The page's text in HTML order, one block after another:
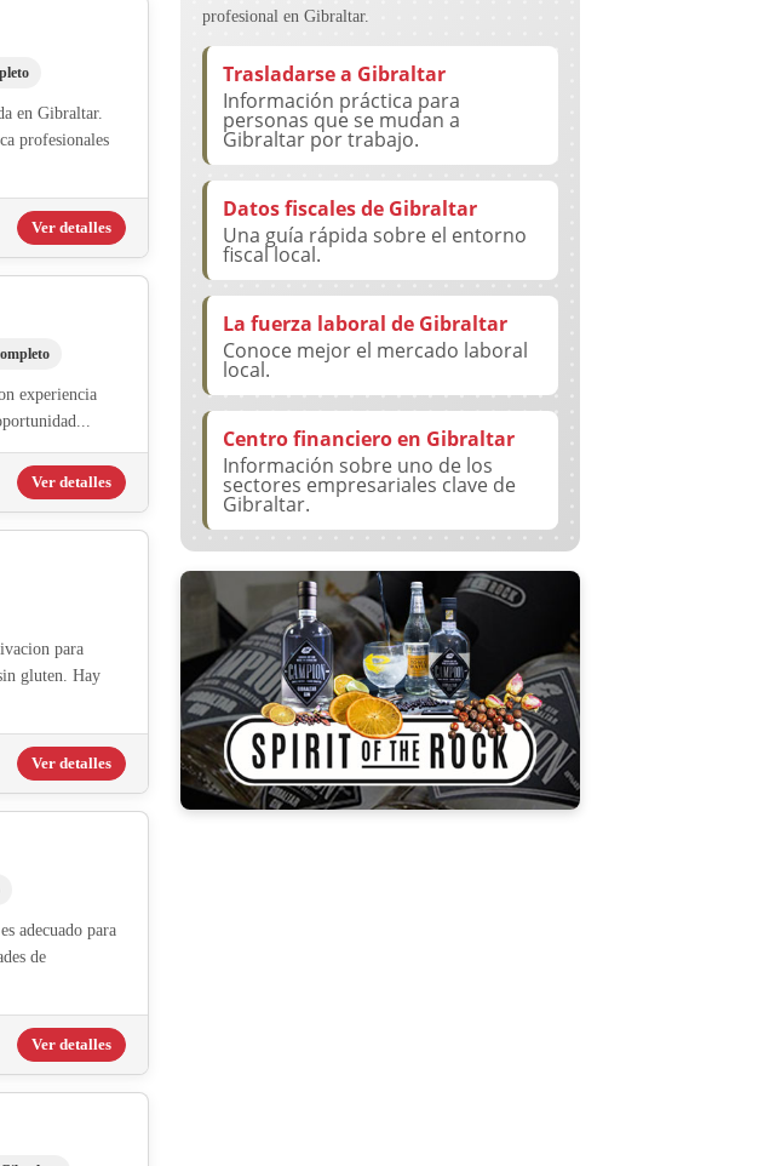
en Gibraltar.
profesionales
Ver detalles
experiencia
Ver detalles
para
gluten. Hay
Ver detalles
adecuado para
de
Ver detalles
profesional en Gibraltar.
Trasladarse a Gibraltar
Información práctica para
personas que se mudan a
Gibraltar por trabajo.
Datos fiscales de Gibraltar
Una guía rápida sobre el entorno
fiscal local.
La fuerza laboral de Gibraltar
Conoce mejor el mercado laboral
local.
Centro financiero en Gibraltar
Información sobre uno de los
sectores empresariales clave de
Gibraltar.